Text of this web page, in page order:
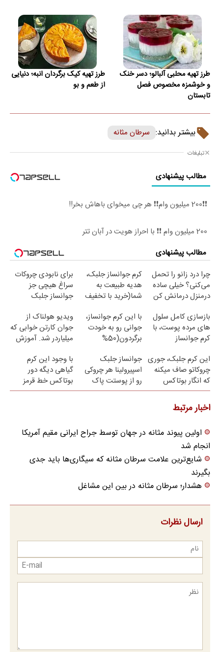
طرز تهیه محلبی آلبالو؛ دسر خنک
و خوشمزه مخصوص فصل
تابستان
طرز تهیه کیک برگردان انبه؛ دنیایی
از طعم و بو
بیشتر بدانید: سرطان مثانه
تبلیغات
مطالب پیشنهادی
❗❗200 میلیون وام❗❗ هر چی میخوای باهاش بخر!!
200 میلیون وام ❗❗ با احراز هویت در آبان تتر
مطالب پیشنهادی
چرا درد زانو را تحمل
می‌کنی؟ خیلی ساده
درمنزل درمانش کن
کرم جوانساز جلبک،
هدیه طبیعت به
شما(خرید با تخفیف
برای نابودی چروکات
سراغ هیچی جز
جوانساز جلبک
بازسازی کامل سلول
های مرده پوست، با
کرم جوانساز
با این کرم جوانساز،
جوانی رو به خودت
برگردون(50%
ویدیو هولناک از
جوان کارتن خوابی که
میلیاردر شد. آموزش
این کرم جلبک، جوری
چروکاتو صاف میکنه
که انگار بوتاکس
کردی!(تخفیف ویژه)
جوانساز جلبک
اسپیرولینا هر چروکی
رو از پوستت پاک
میکنه
با وجود این کرم
گیاهی دیگه دور
بوتاکس خط قرمز
بکش!
اخبار مرتبط
اولین پیوند مثانه در جهان توسط جراح ایرانی مقیم آمریکا
انجام شد
شایع‌ترین علامت سرطان مثانه که سیگاری‌ها باید جدی
بگیرند
هشدار؛ سرطان مثانه در بین این مشاغل
ارسال نظرات